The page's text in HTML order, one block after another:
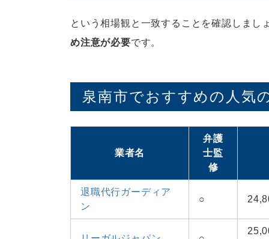
という相場観と一致することを確認しまし
め注意が必要です。
泉南市でおすすめの人気
業者名
弁護
士監
修
退職代行ガーディア
ン
○